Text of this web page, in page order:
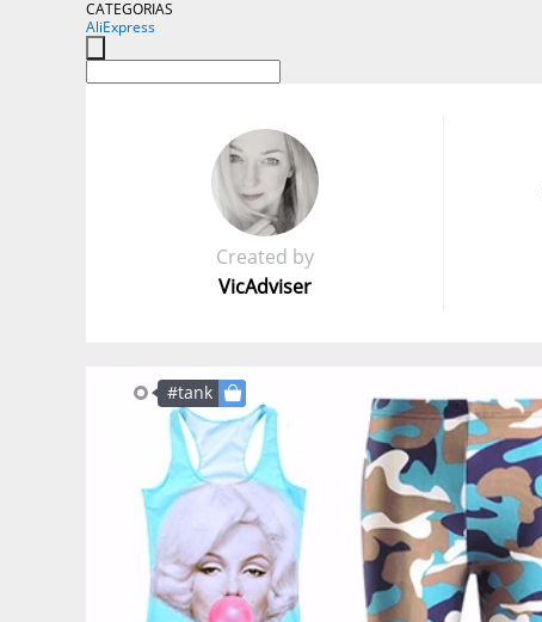
CATEGORIAS
AliExpress
Created by
VicAdviser
#tank